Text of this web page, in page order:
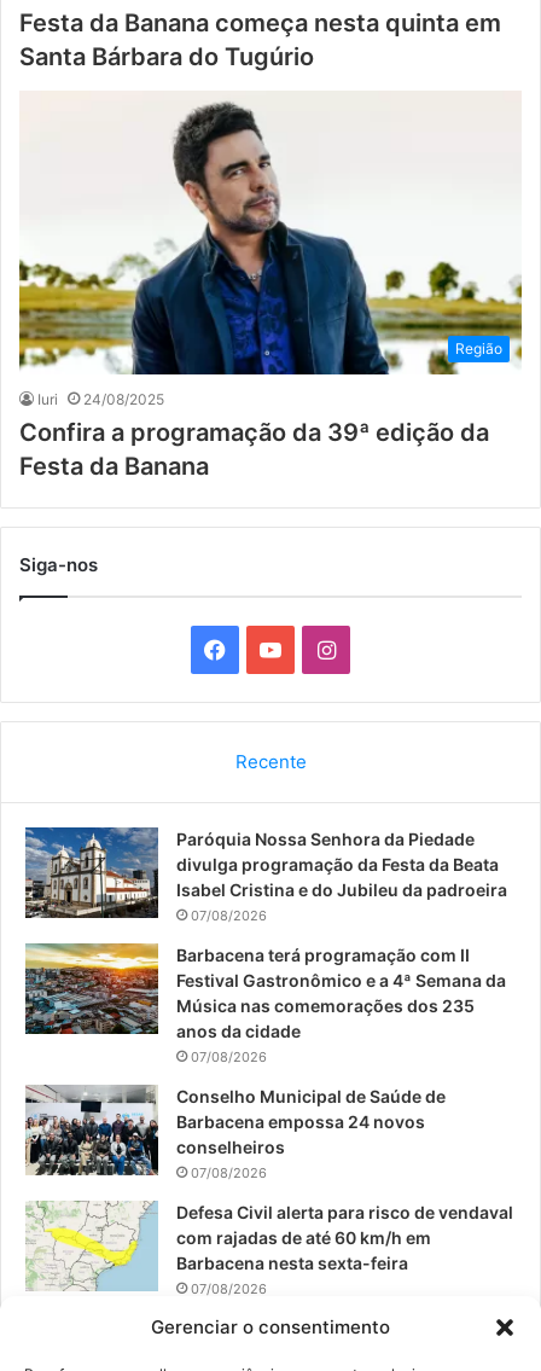
Gerenciar o consentimento
Festa da Banana começa nesta quinta em
Santa Bárbara do Tugúrio
Região
Iuri 24/08/2025
Confira a programação da 39ª edição da
Festa da Banana
Siga-nos
a
b
o
k
o
u
b
I
n
a
g
a
Recente
Paróquia Nossa Senhora da Piedade
divulga programação da Festa da Beata
Isabel Cristina e do Jubileu da padroeira
07/08/2026
Barbacena terá programação com II
Festival Gastronômico e a 4ª Semana da
Música nas comemorações dos 235
anos da cidade
07/08/2026
Conselho Municipal de Saúde de
Barbacena empossa 24 novos
conselheiros
07/08/2026
Defesa Civil alerta para risco de vendaval
com rajadas de até 60 km/h em
Barbacena nesta sexta-feira
07/08/2026
EPCAR tem a melhor nota do IDEB no